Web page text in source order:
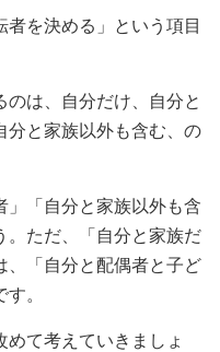
を決める」という項目
は、自分だけ、自分と
分と家族以外も含む、の
「自分と家族以外も含
。ただ、「自分と家族だ
、「自分と配偶者と子ど
。
て考えていきましょ